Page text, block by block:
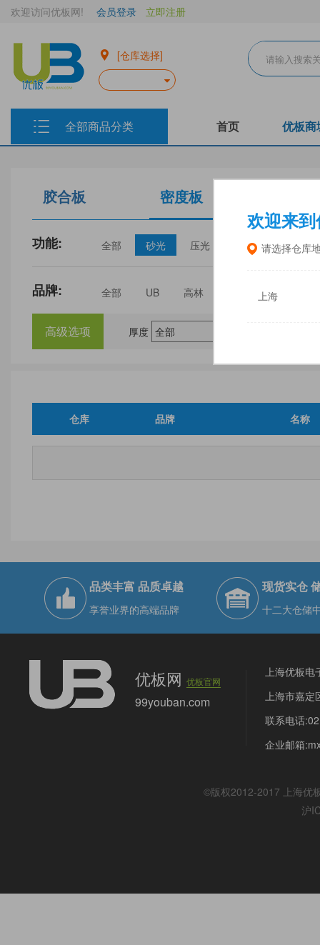
欢迎来到
请选择仓库
上海
欢迎访问优板网! 会员登录 立即注册
[仓库选择]
全部商品分类 首页 优板商
胶合板 密度板
功能: 全部 砂光 压光 家具 门板
品牌: 全部 UB 高林 中福
三威
建瓯福人
高级选项 厚度
仓库 品牌 名称
品类丰富 品质卓越
享誉业界的高端品牌
现货实仓
十二大仓储
优板网优板官网
99youban.com
上海优板电
上海市嘉定
联系电话
企业邮箱
©版权2012-2017 上海优
沪